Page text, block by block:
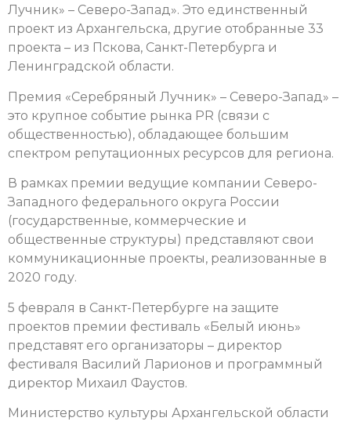
Лучник» – Северо-Запад». Это единственный
проект из Архангельска, другие отобранные 33
проекта – из Пскова, Санкт-Петербурга и
Ленинградской области.
Премия «Серебряный Лучник» – Северо-Запад» –
это крупное событие рынка PR (связи с
общественностью), обладающее большим
спектром репутационных ресурсов для региона.
В рамках премии ведущие компании Северо-
Западного федерального округа России
(государственные, коммерческие и
общественные структуры) представляют свои
коммуникационные проекты, реализованные в
2020 году.
5 февраля в Санкт-Петербурге на защите
проектов премии фестиваль «Белый июнь»
представят его организаторы – директор
фестиваля Василий Ларионов и программный
директор Михаил Фаустов.
Министерство культуры Архангельской области